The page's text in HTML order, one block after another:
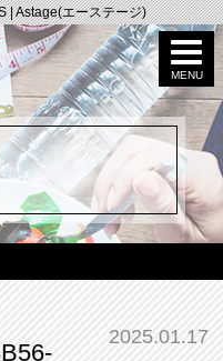
| Astage(エーステージ)
2025.01.17